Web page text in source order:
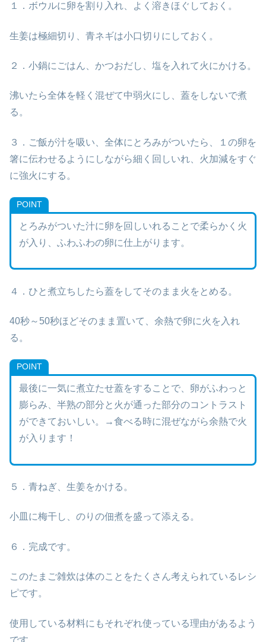
１．ボウルに卵を割り入れ、よく溶きほぐしておく。
生姜は極細切り、青ネギは小口切りにしておく。
２．小鍋にごはん、かつおだし、塩を入れて火にかける。
沸いたら全体を軽く混ぜて中弱火にし、蓋をしないで煮
る。
３．ご飯が汁を吸い、全体にとろみがついたら、１の卵を
箸に伝わせるようにしながら細く回しいれ、火加減をすぐ
に強火にする。
POINT
とろみがついた汁に卵を回しいれることで柔らかく火
が入り、ふわふわの卵に仕上がります。
４．ひと煮立ちしたら蓋をしてそのまま火をとめる。
40秒～50秒ほどそのまま置いて、余熱で卵に火を入れ
る。
POINT
最後に一気に煮立たせ蓋をすることで、卵がふわっと
膨らみ、半熟の部分と火が通った部分のコントラスト
ができておいしい。→食べる時に混ぜながら余熱で火
が入ります！
５．青ねぎ、生姜をかける。
小皿に梅干し、のりの佃煮を盛って添える。
６．完成です。
このたまご雑炊は体のことをたくさん考えられているレシ
ピです。
使用している材料にもそれぞれ使っている理由があるよう
です。